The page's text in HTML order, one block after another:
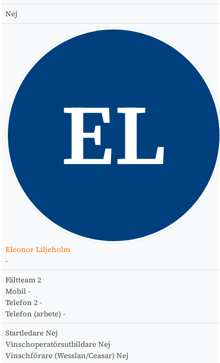
Nej
EL
Eleonor Liljeholm
-
Fältteam 2
Mobil -
Telefon 2 -
Telefon (arbete) -
Startledare Nej
Vinschoperatörsutbildare Nej
Vinschförare (Wesslan/Ceasar) Nej